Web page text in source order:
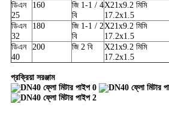
ডিএন
25
160
জি 1-1 / 4
বি
X21x9.2 মিমি
17.2x1.5
ডিএন
32
180
জি 1-1 / 2
বি
X21x9.2 মিমি
17.2x1.5
ডিএন
40
200 জি 2 বি
X21x9.2 মিমি
17.2x1.5
প্রক্রিয়া সরঞ্জাম